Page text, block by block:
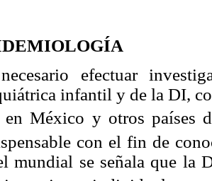
efectuar
infantil y de la DI,
en México y otros países
con el fin de
mundial se señala que la